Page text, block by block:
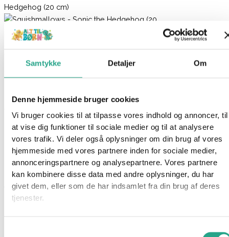
Samtykke Detaljer Om
Denne hjemmeside bruger cookies
Vi bruger cookies til at tilpasse vores indhold og annoncer, til
at vise dig funktioner til sociale medier og til at analysere
vores trafik. Vi deler også oplysninger om din brug af vores
hjemmeside med vores partnere inden for sociale medier,
annonceringspartnere og analysepartnere. Vores partnere
kan kombinere disse data med andre oplysninger, du har
givet dem, eller som de har indsamlet fra din brug af deres
tjenester.
Hedgehog (20 cm)
Varenummer 94447 Kategorier Legetøj
Beskrivelse
Spørg om produktet
Squishmallows er en skøn serie af bløde plysdyr, elsket for
deres utroligt bløde og “squishy” tekstur. Disse plyslegetøj fås i
forskellige figurer og størrelser, og de er et stort hit, især
blandt børn og samlere.